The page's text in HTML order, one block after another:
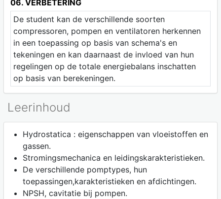
06. VERBETERING
De student kan de verschillende soorten
compressoren, pompen en ventilatoren herkennen
in een toepassing op basis van schema's en
tekeningen en kan daarnaast de invloed van hun
regelingen op de totale energiebalans inschatten
op basis van berekeningen.
Leerinhoud
Hydrostatica : eigenschappen van vloeistoffen en
gassen.
Stromingsmechanica en leidingskarakteristieken.
De verschillende pomptypes, hun
toepassingen,karakteristieken en afdichtingen.
NPSH, cavitatie bij pompen.